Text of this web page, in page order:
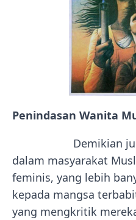
Penindasan Wanita
Demikian jua
dalam masyarakat
feminis, yang lebih
kepada mangsa
yang mengkritik